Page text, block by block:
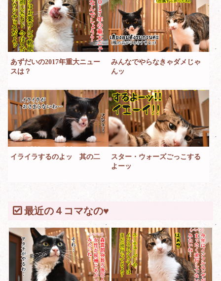
あずだいの2017年重大ニュー
スは？
みんなでやらなきゃダメじゃ
んッ
イライラするのよッ 其の二
スター・ウォーズごっこする
よーッ
最近の４コマなの♥